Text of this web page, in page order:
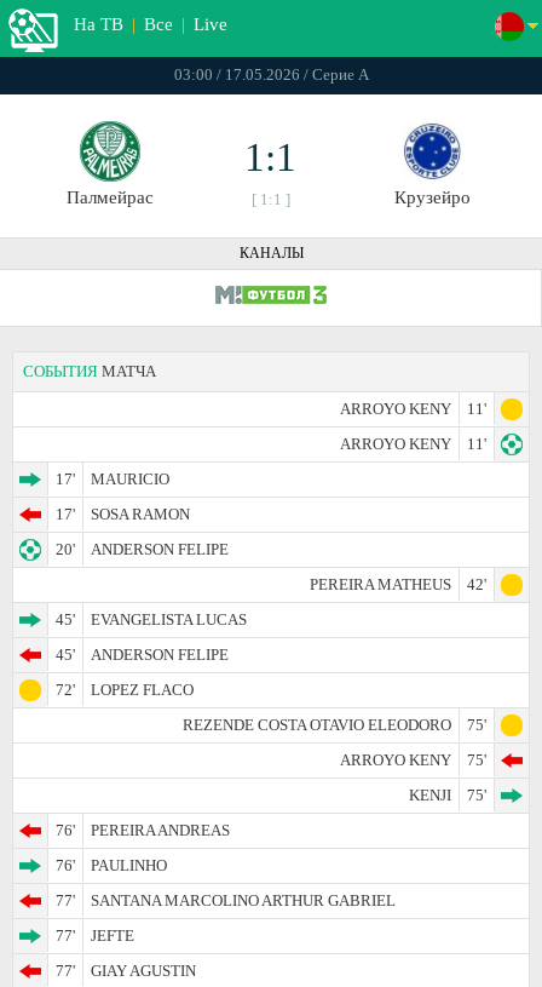
На ТВ | Все | Live
03:00 / 17.05.2026 / Серие А
Палмейрас
1:1
[ 1:1 ] Крузейро
КАНАЛЫ
СОБЫТИЯ МАТЧА
ARROYO KENY
11'
ARROYO KENY
11'
17'
MAURICIO
17'
SOSA RAMON
20'
ANDERSON FELIPE
PEREIRA MATHEUS
42'
45'
EVANGELISTA LUCAS
45'
ANDERSON FELIPE
72'
LOPEZ FLACO
REZENDE COSTA OTAVIO ELEODORO
75'
ARROYO KENY
75'
KENJI
75'
76'
PEREIRA ANDREAS
76'
PAULINHO
77'
SANTANA MARCOLINO ARTHUR GABRIEL
77'
JEFTE
77'
GIAY AGUSTIN